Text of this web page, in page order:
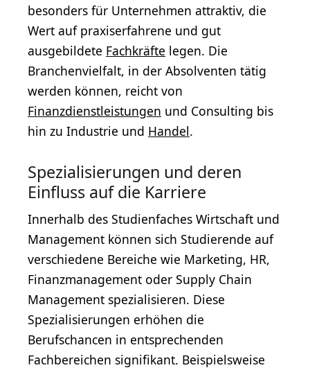
besonders für Unternehmen attraktiv, die
Wert auf praxiserfahrene und gut
ausgebildete Fachkräfte legen. Die
Branchenvielfalt, in der Absolventen tätig
werden können, reicht von
Finanzdienstleistungen und Consulting bis
hin zu Industrie und Handel.
Spezialisierungen und deren
Einfluss auf die Karriere
Innerhalb des Studienfaches Wirtschaft und
Management können sich Studierende auf
verschiedene Bereiche wie Marketing, HR,
Finanzmanagement oder Supply Chain
Management spezialisieren. Diese
Spezialisierungen erhöhen die
Berufschancen in entsprechenden
Fachbereichen signifikant. Beispielsweise